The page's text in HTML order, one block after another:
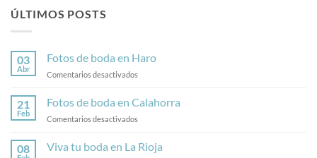
ÚLTIMOS POSTS
03
Abr
Fotos de boda en Haro
Comentarios desactivados
de
boda
en
21
Feb
Fotos de boda en Calahorra
Comentarios desactivados
de
boda
08 Viva tu boda en La Rioja